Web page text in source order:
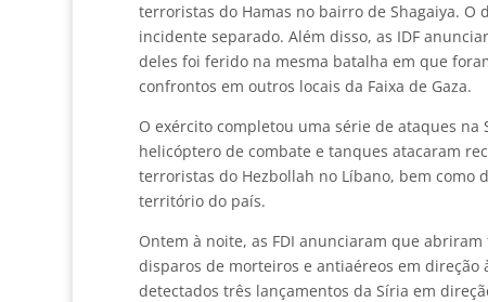
terroristas do Hamas no bairro de Shagaiya. O
incidente separado. Além disso, as IDF
deles foi ferido na mesma batalha em que
confrontos em outros locais da Faixa de Gaza.
O exército completou uma série de ataques na
helicóptero de combate e tanques atacaram
terroristas do Hezbollah no Líbano, bem
território do país.
Ontem à noite, as FDI anunciaram que
disparos de morteiros e antiaéreos em
detectados três lançamentos da Síria em